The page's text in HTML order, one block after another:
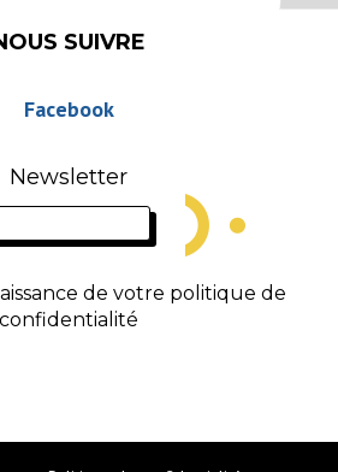
SUIVRE
Facebook
Newsletter
de votre politique de
confidentialité